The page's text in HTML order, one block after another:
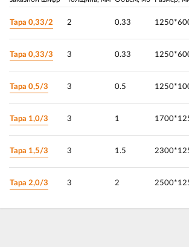
Тара 0,33/2 2 0.33
Тара 0,33/3 3 0.33
Тара 0,5/3 3 0.5
Тара 1,0/3 3 1
Тара 1,5/3 3 1.5
Тара 2,0/3 3 2